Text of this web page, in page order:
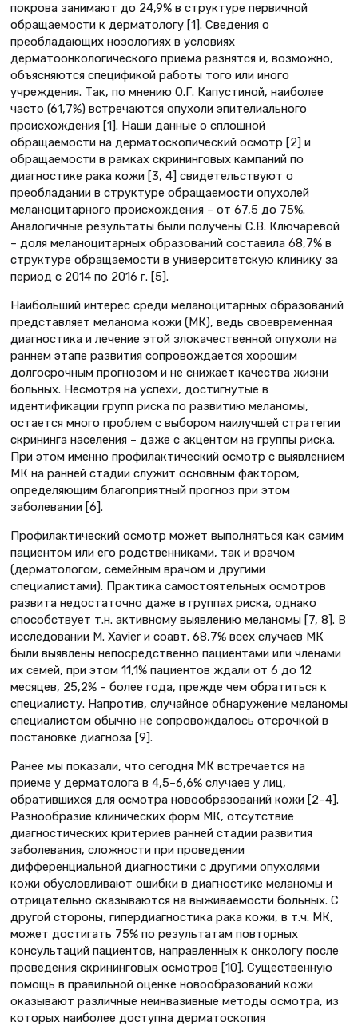
покрова занимают до 24,9% в структуре первичной
обращаемости к дерматологу [1]. Сведения о
преобладающих нозологиях в условиях
дерматоонкологического приема разнятся и, возможно,
объясняются спецификой работы того или иного
учреждения. Так, по мнению О.Г. Капустиной, наиболее
часто (61,7%) встречаются опухоли эпителиального
происхождения [1]. Наши данные о сплошной
обращаемости на дерматоскопический осмотр [2] и
обращаемости в рамках скрининговых кампаний по
диагностике рака кожи [3, 4] свидетельствуют о
преобладании в структуре обращаемости опухолей
меланоцитарного происхождения – от 67,5 до 75%.
Аналогичные результаты были получены С.В. Ключаревой
– доля меланоцитарных образований составила 68,7% в
структуре обращаемости в университетскую клинику за
период с 2014 по 2016 г. [5].
Наибольший интерес среди меланоцитарных образований
представляет меланома кожи (МК), ведь своевременная
диагностика и лечение этой злокачественной опухоли на
раннем этапе развития сопровождается хорошим
долгосрочным прогнозом и не снижает качества жизни
больных. Несмотря на успехи, достигнутые в
идентификации групп риска по развитию меланомы,
остается много проблем с выбором наилучшей стратегии
скрининга населения – даже с акцентом на группы риска.
При этом именно профилактический осмотр с выявлением
МК на ранней стадии служит основным фактором,
определяющим благоприятный прогноз при этом
заболевании [6].
Профилактический осмотр может выполняться как самим
пациентом или его родственниками, так и врачом
(дерматологом, семейным врачом и другими
специалистами). Практика самостоятельных осмотров
развита недостаточно даже в группах риска, однако
способствует т.н. активному выявлению меланомы [7, 8]. В
исследовании M. Xavier и соавт. 68,7% всех случаев МК
были выявлены непосредственно пациентами или членами
их семей, при этом 11,1% пациентов ждали от 6 до 12
месяцев, 25,2% – более года, прежде чем обратиться к
специалисту. Напротив, случайное обнаружение меланомы
специалистом обычно не сопровождалось отсрочкой в
постановке диагноза [9].
Ранее мы показали, что сегодня МК встречается на
приеме у дерматолога в 4,5–6,6% случаев у лиц,
обратившихся для осмотра новообразований кожи [2–4].
Разнообразие клинических форм МК, отсутствие
диагностических критериев ранней стадии развития
заболевания, сложности при проведении
дифференциальной диагностики с другими опухолями
кожи обусловливают ошибки в диагностике меланомы и
отрицательно сказываются на выживаемости больных. С
другой стороны, гипердиагностика рака кожи, в т.ч. МК,
может достигать 75% по результатам повторных
консультаций пациентов, направленных к онкологу после
проведения скрининговых осмотров [10]. Существенную
помощь в правильной оценке новообразований кожи
оказывают различные неинвазивные методы осмотра, из
которых наиболее доступна дерматоскопия